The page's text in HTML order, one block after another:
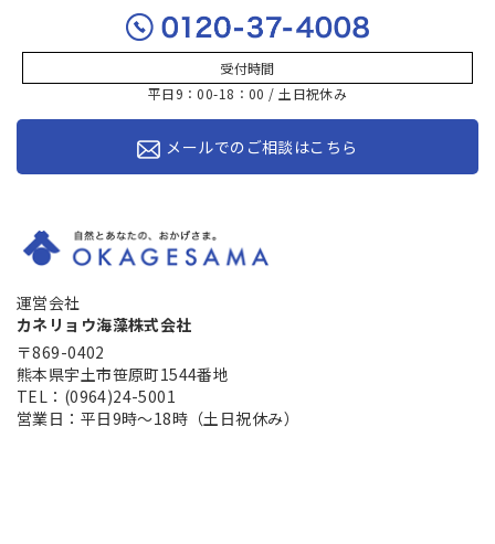
受付時間
平日9：00-18：00 / 土日祝休み
メールでのご相談はこちら
運営会社
カネリョウ海藻株式会社
〒869-0402
熊本県宇土市笹原町1544番地
TEL：(0964)24-5001
営業日：平日9時～18時（土日祝休み）